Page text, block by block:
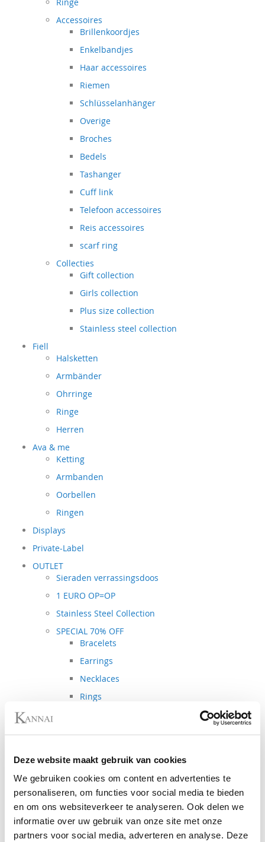
Deze website maakt gebruik van cookies
We gebruiken cookies om content en advertenties te
personaliseren, om functies voor social media te bieden
en om ons websiteverkeer te analyseren. Ook delen we
informatie over uw gebruik van onze site met onze
partners voor social media, adverteren en analyse. Deze
Accessoires
Brillenkoordjes
Enkelbandjes
Haar accessoires
Riemen
Schlüsselanhänger
Overige
Broches
Bedels
Tashanger
Cuff link
Telefoon accessoires
Reis accessoires
scarf ring
Collecties
Gift collection
Girls collection
Plus size collection
Stainless steel collection
Fiell
Halsketten
Armbänder
Ohrringe
Ringe
Herren
Ava & me
Ketting
Armbanden
Oorbellen
Ringen
Displays
Private-Label
OUTLET
Sieraden verrassingsdoos
1 EURO OP=OP
Stainless Steel Collection
SPECIAL 70% OFF
Bracelets
Earrings
Necklaces
Rings
SPECIAL 40% OFF
Bracelets
Earrings
Rings
Spring - Summer Collection
Autumn - Winter Collection